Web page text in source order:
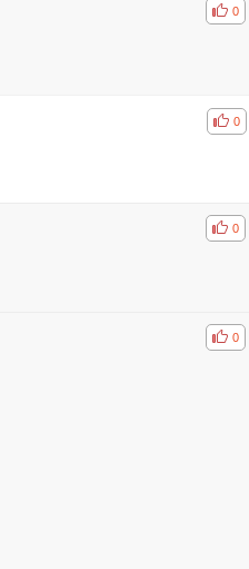
비공감
0
비공감
0
비공감
0
비공감
0